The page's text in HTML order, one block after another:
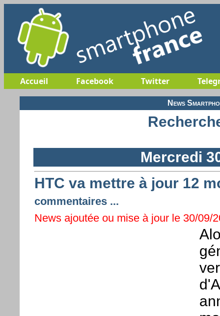
Accueil Facebook Twitter
News
Mercredi
HTC va mettre à jour 12
commentaires ...
News ajoutée ou mise à jour le 30/09/